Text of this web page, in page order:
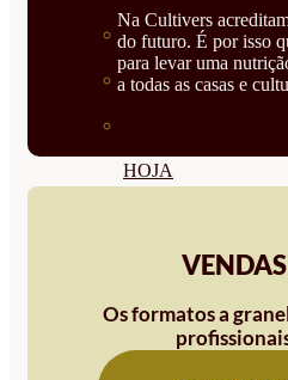
HORTALIZA
HOJA
SEMILLAS
SEMILLAS
COMESTIBLES
Na Cultivers
do futuro. É por isso
para levar uma
a todas as casas e
Os formatos a